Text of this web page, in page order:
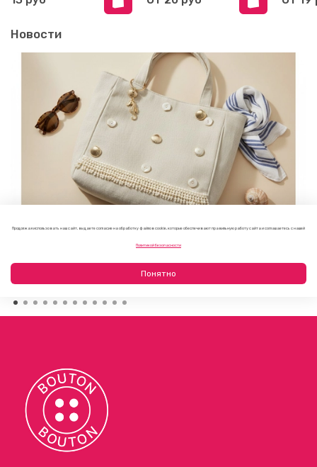
Новости
Продолжая использовать наш сайт, вы даете согласие на обработку файлов cookie, которые обеспечивают правильную работу сайта и соглашаетесь с нашей
Политикой безопасности
Понятно